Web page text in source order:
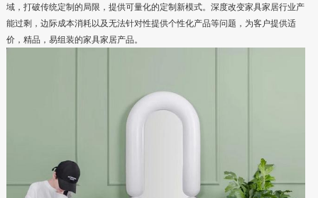
域，打破传统定制的局限，提供可量化的定制新模式。深度改变家具家居行业产
能过剩，边际成本消耗以及无法针对性提供个性化产品等问题，为客户提供适
价，精品，易组装的家具家居产品。